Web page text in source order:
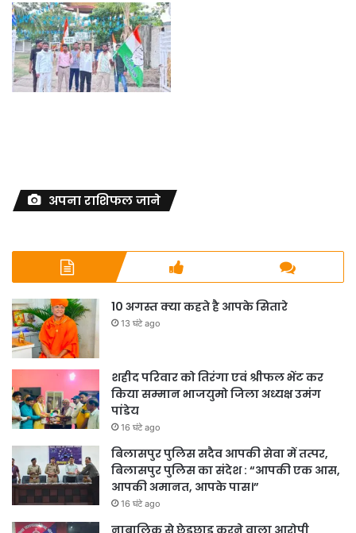
अपना राशिफल जाने
10 अगस्त क्या कहते है आपके सितारे
13 घंटे ago
शहीद परिवार को तिरंगा एवं श्रीफल भेंट कर
किया सम्मान भाजयुमो जिला अध्यक्ष उमंग
पांडेय
16 घंटे ago
बिलासपुर पुलिस सदैव आपकी सेवा में तत्पर,
बिलासपुर पुलिस का संदेश : “आपकी एक आस,
आपकी अमानत, आपके पास।”
16 घंटे ago
नाबालिक से छेड़छाड़ करने वाला आरोपी